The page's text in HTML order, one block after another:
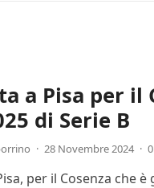
a Pisa per il
di Serie B
· 28 Novembre 2024 ·
per il Cosenza che